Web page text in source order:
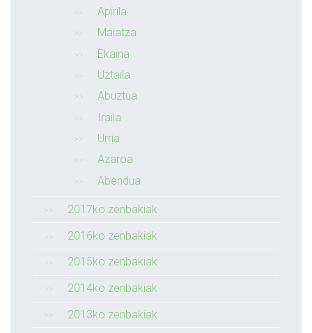
Apirila
Maiatza
Ekaina
Uztaila
Abuztua
Iraila
Urria
Azaroa
Abendua
2017ko zenbakiak
2016ko zenbakiak
2015ko zenbakiak
2014ko zenbakiak
2013ko zenbakiak